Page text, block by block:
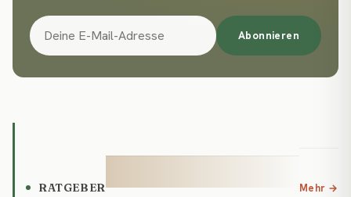
Abonnieren
RATGEBER Mehr →